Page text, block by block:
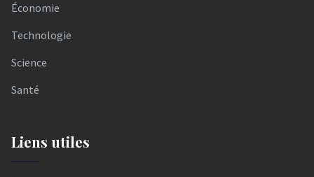
Économie
Technologie
Science
Santé
Liens utiles